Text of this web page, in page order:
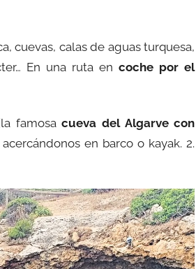
cuevas, calas de aguas turquesa,
En una ruta encoche por el
famosacueva del Algarve con
en barco o kayak. 2.